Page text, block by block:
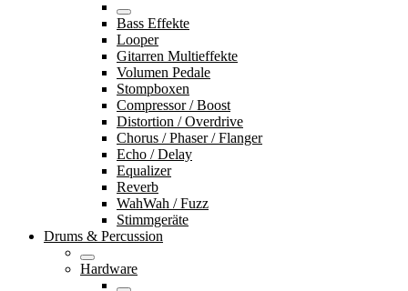
Bass Effekte
Looper
Gitarren Multieffekte
Volumen Pedale
Stompboxen
Compressor / Boost
Distortion / Overdrive
Chorus / Phaser / Flanger
Echo / Delay
Equalizer
Reverb
WahWah / Fuzz
Stimmgeräte
Drums & Percussion
Hardware